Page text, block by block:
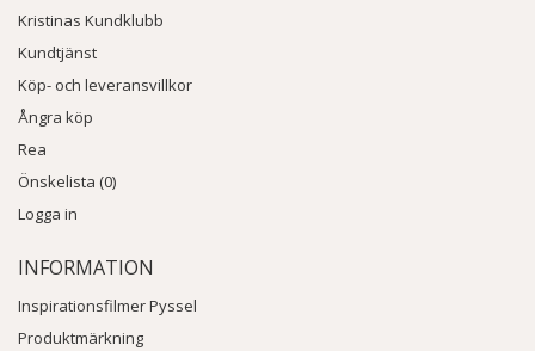
Kristinas Kundklubb
Kundtjänst
Köp- och leveransvillkor
Ångra köp
Rea
Önskelista (0)
Logga in
INFORMATION
Inspirationsfilmer Pyssel
Produktmärkning